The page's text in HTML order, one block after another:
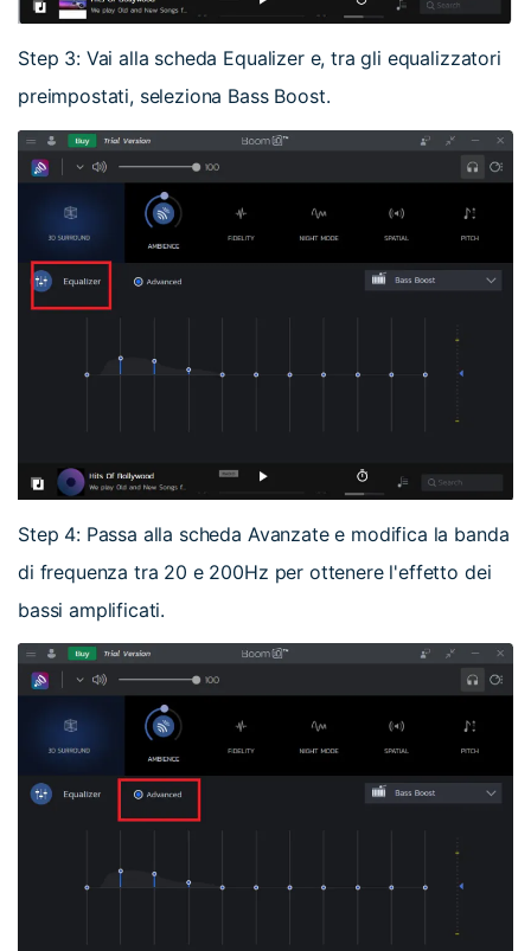
Step 3: Vai alla scheda Equalizer e, tra gli equalizzatori
preimpostati, seleziona Bass Boost.
Step 4: Passa alla scheda Avanzate e modifica la banda
di frequenza tra 20 e 200Hz per ottenere l'effetto dei
bassi amplificati.